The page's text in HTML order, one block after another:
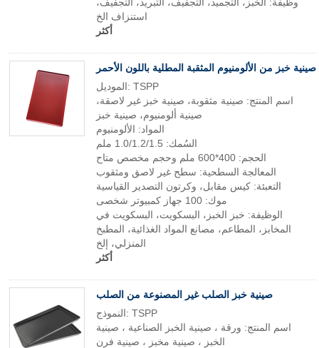
استنزاف الخ
أكثر
صينية خبز من الألومنيوم المثقبة المطلية باللون الأحمر
الموديل: TSPP
اسم المنتج: صينية مثقوبة، صينية خبز غير لاصقة،
صينية ألومنيوم، صينية خبز
المواد: الألومنيوم
السُمك: 1.0/1.2/1.5 ملم
الحجم: 400*600 ملم وحجم مخصص متاح
المعالجة السطحية: سطح غير لاصق ومثقوب
التعبئة: كيس مقابل، وكرتون التصدير القياسية
موك: 100 جهاز كمبيوتر شخصى
الوظيفة: خبز الخبز، البسكويت، البسكويت في
المخابز، المطاعم، مصانع المواد الغذائية، المطبخ
المنزلي، إلخ
أكثر
صينية خبز الصلب غير المصنوعة من الصلب
النموذج: TSPP
اسم المنتج: ورقة ، صينية الخبز الصناعية ، صينية
الخبز ، صينية مخبز ، صينية فرن